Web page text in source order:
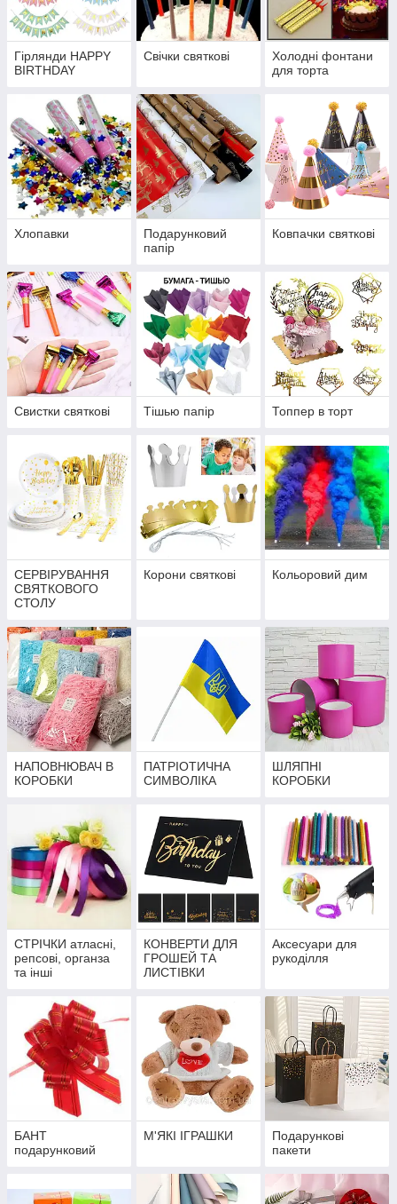
Гірлянди HAPPY
BIRTHDAY
Свічки святкові
Холодні фонтани
для торта
Хлопавки
Подарунковий
папір
Ковпачки святкові
Свистки святкові Тішью папір Топпер в торт
СЕРВІРУВАННЯ
СВЯТКОВОГО
СТОЛУ
Корони святкові Кольоровий дим
НАПОВНЮВАЧ В
КОРОБКИ
ПАТРІОТИЧНА
СИМВОЛІКА
ШЛЯПНІ
КОРОБКИ
СТРІЧКИ атласні,
репсові, органза
та інші
КОНВЕРТИ ДЛЯ
ГРОШЕЙ ТА
ЛИСТІВКИ
Аксесуари для
рукоділля
БАНТ
подарунковий
М'ЯКІ ІГРАШКИ
Подарункові
пакети